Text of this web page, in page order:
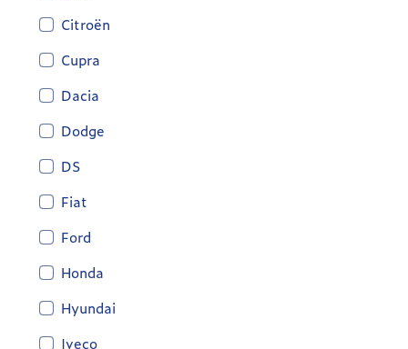
Citroën
Cupra
Dacia
Dodge
DS
Fiat
Ford
Honda
Hyundai
Iveco